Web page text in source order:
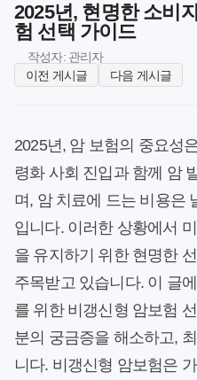
2025년, 현명한 소비
험 선택 가이드
작성자: 관리자
이전 게시글
다음 게시글
2025년, 암 보험의 중요성
령화 사회 진입과 함께 암
며, 암 치료에 드는 비용은
입니다. 이러한 상황에서
을 유지하기 위한 현명한
주목받고 있습니다. 이 글
를 위한 비갱신형 암보험
분의 궁금증을 해소하고,
니다. 비갱신형 암보험은